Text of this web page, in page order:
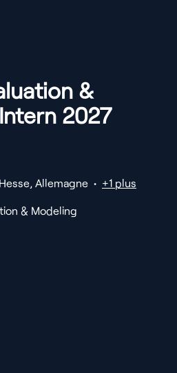
&
2027
Hesse Allemagne • +1 plus
& Modeling